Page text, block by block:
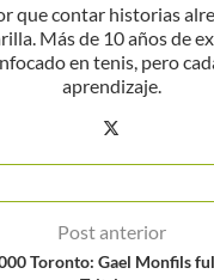
que contar historias
Más de 10 años de
en tenis, pero
aprendizaje.
Post anterior
Toronto: Gael Monfils